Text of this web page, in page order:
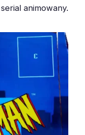
animowany.